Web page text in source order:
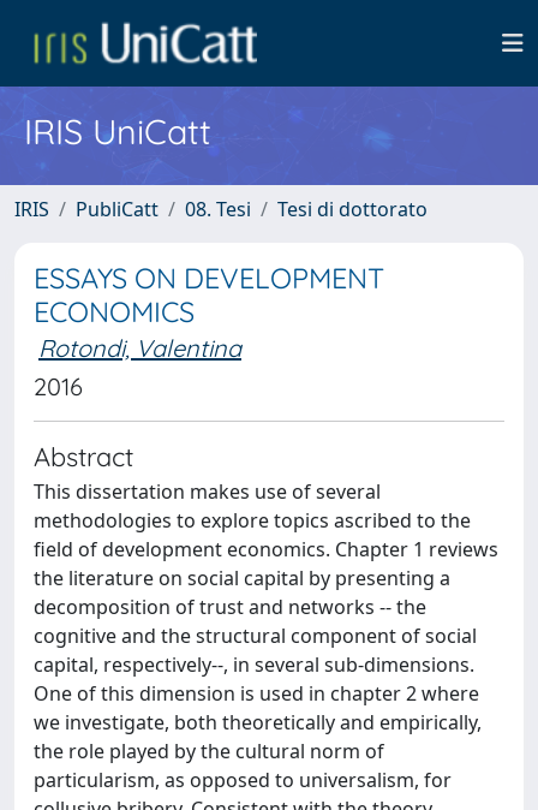
IRIS UniCatt
IRIS PubliCatt 08. Tesi Tesi di dottorato
ESSAYS ON DEVELOPMENT
ECONOMICS
Rotondi, Valentina
2016
Abstract
This dissertation makes use of several
methodologies to explore topics ascribed to the
field of development economics. Chapter 1 reviews
the literature on social capital by presenting a
decomposition of trust and networks -- the
cognitive and the structural component of social
capital, respectively--, in several sub-dimensions.
One of this dimension is used in chapter 2 where
we investigate, both theoretically and empirically,
the role played by the cultural norm of
particularism, as opposed to universalism, for